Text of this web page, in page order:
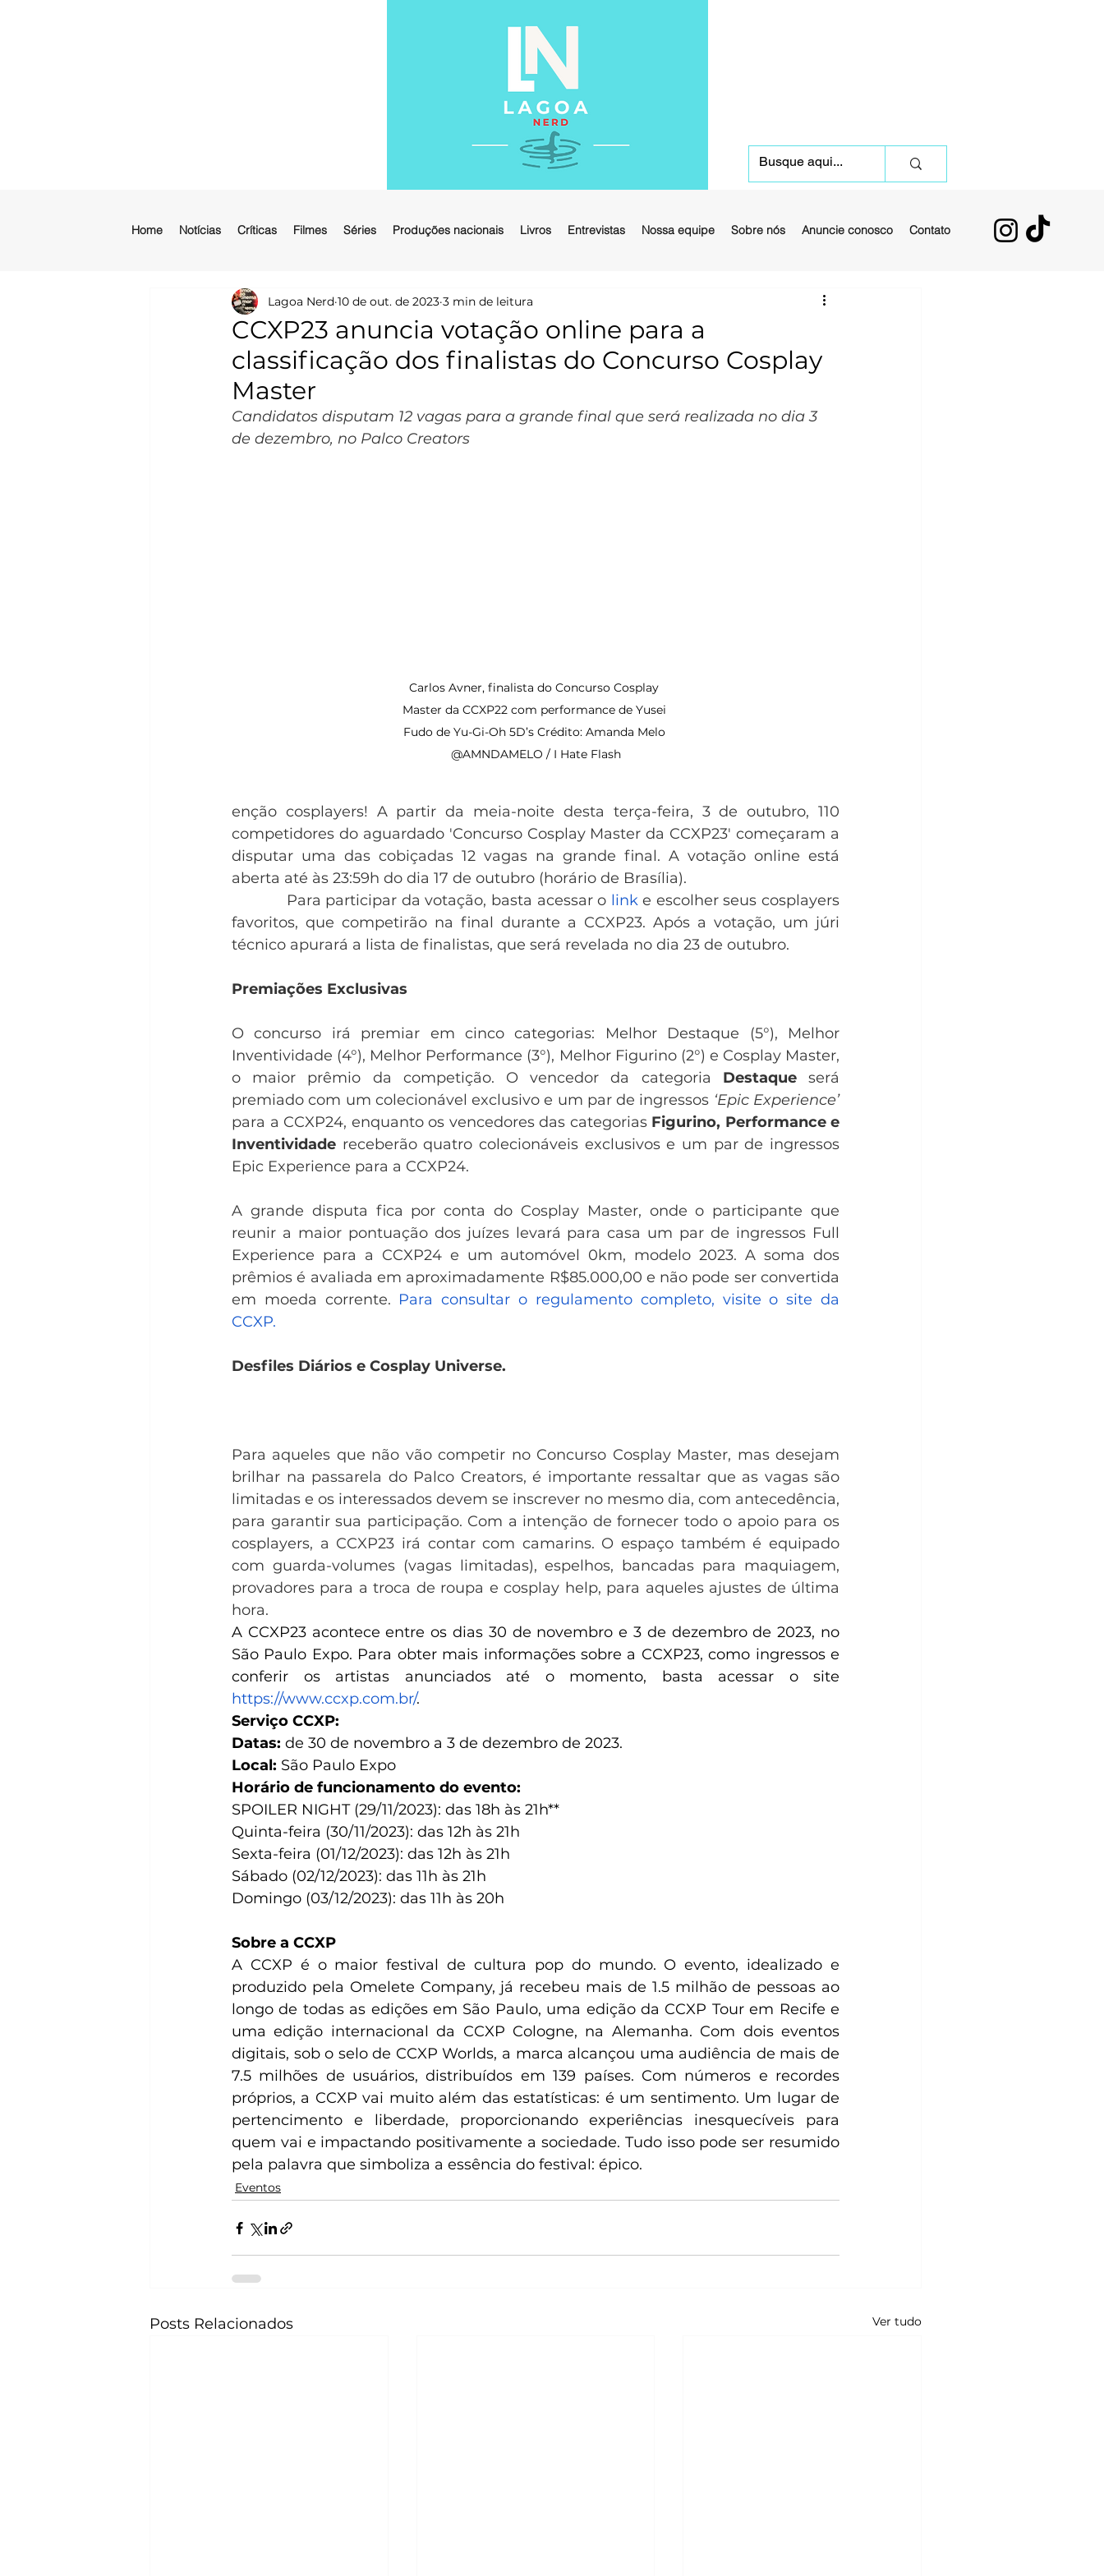
Home Notícias Críticas Filmes Séries Produções nacionais Livros Entrevistas Nossa equipe Sobre nós Anuncie conosco Contato
CCXP23 anuncia votação online para a
classificação dos finalistas do Concurso Cosplay
Master
Lagoa Nerd 10 de out. de 2023 3 min de leitura
Candidatos disputam 12 vagas para a grande final que será realizada no dia 3
de dezembro, no Palco Creators
Carlos Avner, finalista do Concurso Cosplay
Master da CCXP22 com performance de Yusei
Fudo de Yu-Gi-Oh 5D’s Crédito: Amanda Melo
@AMNDAMELO / I Hate Flash
enção cosplayers! A partir da meia-noite desta terça-feira, 3 de outubro, 110
competidores do aguardado 'Concurso Cosplay Master da CCXP23' começaram a
disputar uma das cobiçadas 12 vagas na grande final. A votação online está
aberta até às 23:59h do dia 17 de outubro (horário de Brasília).
            Para participar da votação, basta acessar o
link e escolher seus cosplayers
favoritos, que competirão na final durante a CCXP23. Após a votação, um júri
técnico apurará a lista de finalistas, que será revelada no dia 23 de outubro.
Premiações Exclusivas
O concurso irá premiar em cinco categorias: Melhor Destaque (5°), Melhor
Inventividade (4°), Melhor Performance (3°), Melhor Figurino (2°) e Cosplay Master,
o maior prêmio da competição. O vencedor da categoria Destaque será
premiado com um colecionável exclusivo e um par de ingressos ‘Epic Experience’
para a CCXP24, enquanto os vencedores das categorias Figurino, Performance e
Inventividade receberão quatro colecionáveis exclusivos e um par de ingressos
Epic Experience para a CCXP24.
A grande disputa fica por conta do Cosplay Master, onde o participante que
reunir a maior pontuação dos juízes levará para casa um par de ingressos Full
Experience para a CCXP24 e um automóvel 0km, modelo 2023. A soma dos
prêmios é avaliada em aproximadamente R$85.000,00 e não pode ser convertida
em moeda corrente. Para consultar o regulamento completo, visite o site da
CCXP.
Desfiles Diários e Cosplay Universe.
Para aqueles que não vão competir no Concurso Cosplay Master, mas desejam
brilhar na passarela do Palco Creators, é importante ressaltar que as vagas são
limitadas e os interessados devem se inscrever no mesmo dia, com antecedência,
para garantir sua participação. Com a intenção de fornecer todo o apoio para os
cosplayers, a CCXP23 irá contar com camarins. O espaço também é equipado
com guarda-volumes (vagas limitadas), espelhos, bancadas para maquiagem,
provadores para a troca de roupa e cosplay help, para aqueles ajustes de última
hora.
A CCXP23 acontece entre os dias 30 de novembro e 3 de dezembro de 2023, no
São Paulo Expo. Para obter mais informações sobre a CCXP23, como ingressos e
conferir os artistas anunciados até o momento, basta acessar o site
https://www.ccxp.com.br/.
Serviço CCXP:
Datas: de 30 de novembro a 3 de dezembro de 2023.
Local: São Paulo Expo
Horário de funcionamento do evento:
SPOILER NIGHT (29/11/2023): das 18h às 21h**
Quinta-feira (30/11/2023): das 12h às 21h
Sexta-feira (01/12/2023): das 12h às 21h
Sábado (02/12/2023): das 11h às 21h
Domingo (03/12/2023): das 11h às 20h
Sobre a CCXP
A CCXP é o maior festival de cultura pop do mundo. O evento, idealizado e
produzido pela Omelete Company, já recebeu mais de 1.5 milhão de pessoas ao
longo de todas as edições em São Paulo, uma edição da CCXP Tour em Recife e
uma edição internacional da CCXP Cologne, na Alemanha. Com dois eventos
digitais, sob o selo de CCXP Worlds, a marca alcançou uma audiência de mais de
7.5 milhões de usuários, distribuídos em 139 países. Com números e recordes
próprios, a CCXP vai muito além das estatísticas: é um sentimento. Um lugar de
pertencimento e liberdade, proporcionando experiências inesquecíveis para
quem vai e impactando positivamente a sociedade. Tudo isso pode ser resumido
pela palavra que simboliza a essência do festival: épico.
Eventos
Posts Relacionados Ver tudo